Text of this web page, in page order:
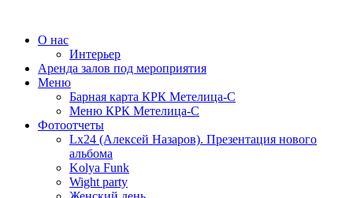
О нас
Интерьер
Аренда залов под мероприятия
Меню
Барная карта КРК Метелица-С
Меню КРК Метелица-С
Фотоотчеты
Lx24 (Алексей Назаров). Презентация нового
альбома
Kolya Funk
Wight party